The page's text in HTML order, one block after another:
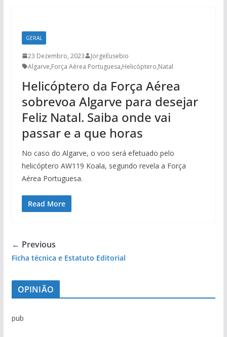
GERAL
23 Dezembro, 2023
JorgeEusebio
Algarve,Força Aérea Portuguesa,Helicóptero,Natal
Helicóptero da Força Aérea
sobrevoa Algarve para desejar
Feliz Natal. Saiba onde vai
passar e a que horas
No caso do Algarve, o voo será efetuado pelo
helicóptero AW119 Koala, segundo revela a Força
Aérea Portuguesa.
Read More
← Previous
Ficha técnica e Estatuto Editorial
OPINIÃO
pub